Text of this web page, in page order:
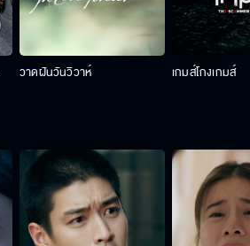
วาดฝันวันวิวาห์ เกมส์โกงเกมส์